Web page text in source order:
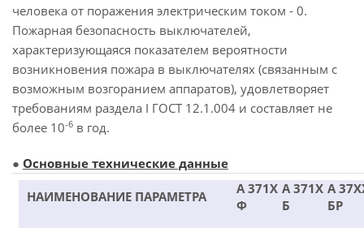
человека от поражения электрическим током - 0.
Пожарная безопасность выключателей,
характеризующаяся показателем вероятности
возникновения пожара в выключателях (связанным с
возможным возгоранием аппаратов), удовлетворяет
требованиям раздела I ГОСТ 12.1.004 и составляет не
более 10-6 в год.
● Основные технические данные
НАИМЕНОВАНИЕ ПАРАМЕТРА
А 371Х
Ф
А 371Х
Б
А
БР